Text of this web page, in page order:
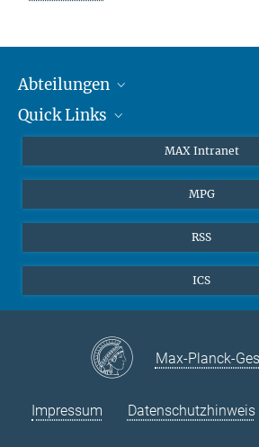
Abteilungen
Attosekundenphysik
Quanten-Vielteilchensysteme
Quick Links
Kontakt
Instagram
MAX Intranet
MPG
RSS
ICS
Max-Planck-
Impressum Datenschutzhinweis